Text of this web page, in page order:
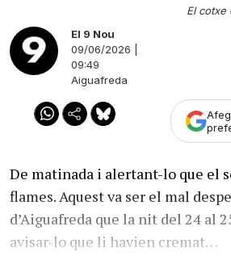
El cotxe
El 9 Nou
09/06/2026 |
09:49
Aiguafreda
De matinada i alertant-lo que el
flames. Aquest va ser el mal
d’Aiguafreda que la nit del 24 al
avisar-lo que li havien cremat…